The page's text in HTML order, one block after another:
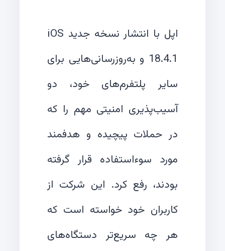
اپل با انتشار نسخه جدید iOS
18.4.1 و به‌روزرسانی‌هایی برای
سایر پلتفرم‌های خود، دو
آسیب‌پذیری امنیتی مهم را که
در حملات پیچیده و هدفمند
مورد سوءاستفاده قرار گرفته
بودند، رفع کرد. این شرکت از
کاربران خود خواسته است که
هر چه سریع‌تر دستگاه‌های